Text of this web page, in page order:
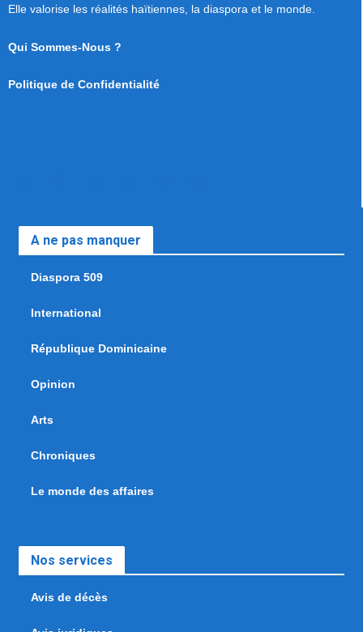
Elle valorise les réalités haïtiennes, la diaspora et le monde.
Qui Sommes-Nous ?
Politique de Confidentialité
A ne pas manquer
Diaspora 509
International
République Dominicaine
Opinion
Arts
Chroniques
Le monde des affaires
Nos services
Avis de décès